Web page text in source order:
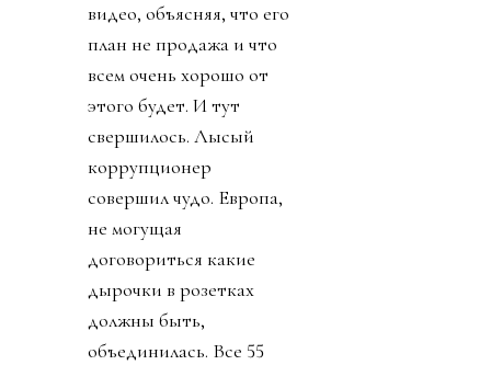
видео, объясняя, что его
план не продажа и что
всем очень хорошо от
этого будет. И тут
свершилось. Лысый
коррупционер
совершил чудо. Европа,
не могущая
договориться какие
дырочки в розетках
должны быть,
объединилась. Все 55